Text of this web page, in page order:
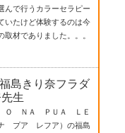
んで行うカラーセラピー
いたけど体験するのは今
材でありました。。。
島きり奈フラダ
生
Ｏ ＮＡ ＰＵＡ ＬＥ
プア レフア）の福島